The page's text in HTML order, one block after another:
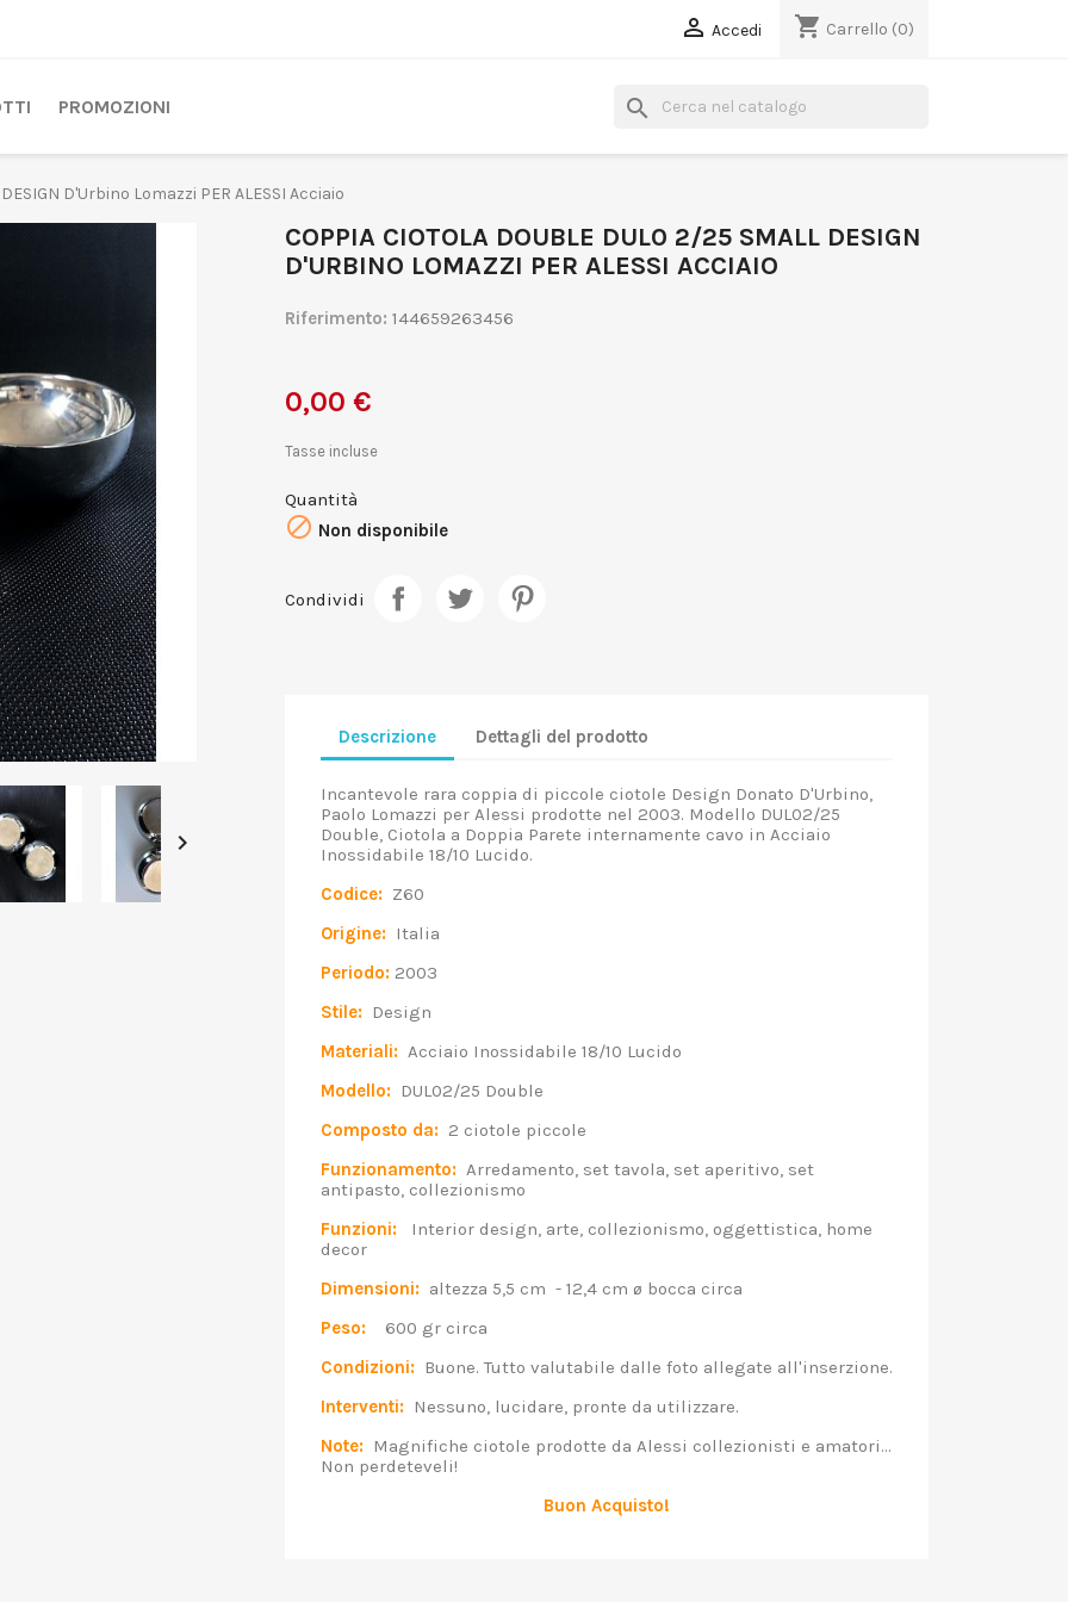
 Accedi shopping_cart Carrello (0)
PROMOZIONI search
D'Urbino Lomazzi PER ALESSI Acciaio

COPPIA CIOTOLA DOUBLE DUL0 2/25 SMALL DESIGN
D'URBINO LOMAZZI PER ALESSI ACCIAIO
Riferimento: 144659263456
0,00 €
Tasse incluse
Quantità
 Non disponibile
Condividi
Descrizione Dettagli del prodotto
Incantevole rara coppia di piccole ciotole Design Donato D'Urbino,
Paolo Lomazzi per Alessi prodotte nel 2003. Modello DUL02/25
Double, Ciotola a Doppia Parete internamente cavo in Acciaio
Inossidabile 18/10 Lucido.
Codice: Z60
Origine: Italia
Periodo: 2003
Stile: Design
Materiali: Acciaio Inossidabile 18/10 Lucido
Modello: DUL02/25 Double
Composto da: 2 ciotole piccole
Funzionamento: Arredamento, set tavola, set aperitivo, set
antipasto, collezionismo
Funzioni: Interior design, arte, collezionismo, oggettistica, home
decor
Dimensioni: altezza 5,5 cm - 12,4 cm ø bocca circa
Peso: 600 gr circa
Condizioni: Buone. Tutto valutabile dalle foto allegate all'inserzione.
Interventi: Nessuno, lucidare, pronte da utilizzare.
Note: Magnifiche ciotole prodotte da Alessi collezionisti e amatori...
Non perdeteveli!
Buon Acquisto!